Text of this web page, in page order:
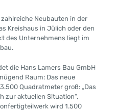
Neubauten in der
Kreishaus in Jülich oder den
des Unternehmens liegt im
die Hans Lamers Bau GmbH
Raum: Das neue
Quadratmeter groß: „Das
zur aktuellen Situation“,
wird 1.500